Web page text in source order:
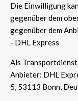
Die Einwilligung
gegenüber dem
gegenüber dem
- DHL Express
Als
Anbieter: DHL
5, 53113 Bonn,